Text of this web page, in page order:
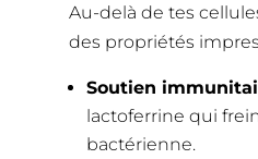
Au-delà de tes
des propriétés
Soutien
lactoferrine qui
bactérienne.